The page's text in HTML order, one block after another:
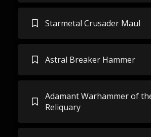
Starmetal Crusader Maul
Astral Breaker Hammer
Adamant Warhammer of
Reliquary